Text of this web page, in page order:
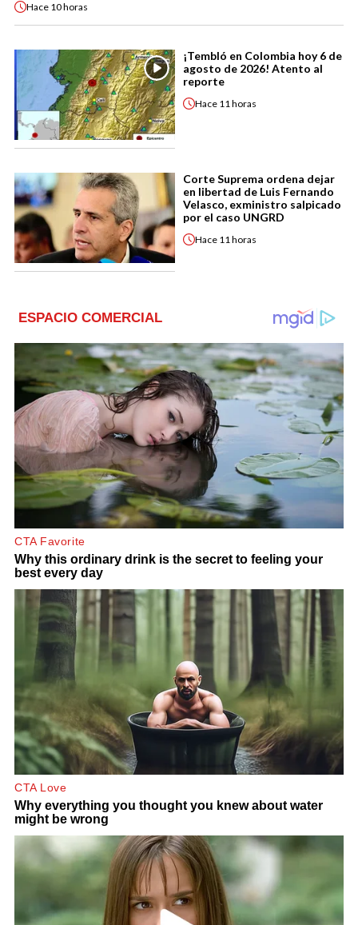
Hace 10 horas
¡Tembló en Colombia hoy 6 de
agosto de 2026! Atento al
reporte
Hace 11 horas
Corte Suprema ordena dejar
en libertad de Luis Fernando
Velasco, exministro salpicado
por el caso UNGRD
Hace 11 horas